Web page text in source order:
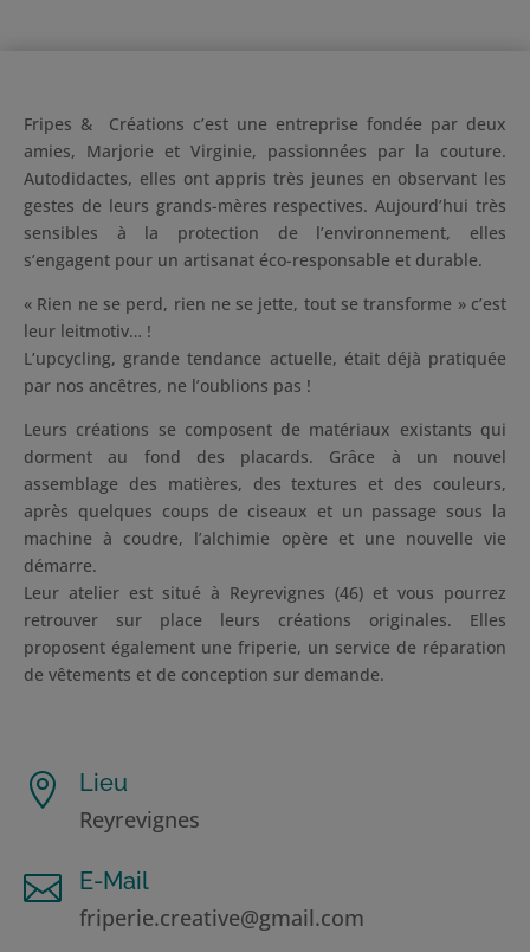
Fripes &
Créations c’est une entreprise fondée par deux
amies, Marjorie et Virginie, passionnées par la couture.
Autodidactes, elles ont appris très jeunes en observant les
gestes de leurs grands-mères respectives. Aujourd’hui très
sensibles à la protection de l’environnement, elles
s’engagent pour un artisanat éco-responsable et durable.
« Rien ne se perd, rien ne se jette, tout se transforme » c’est
leur leitmotiv… !
L’upcycling, grande tendance actuelle, était déjà pratiquée
par nos ancêtres, ne l’oublions pas !
Leurs créations se composent de matériaux existants qui
dorment au fond des placards. Grâce à un nouvel
assemblage des matières, des textures et des couleurs,
après quelques coups de ciseaux et un passage sous la
machine à coudre, l’alchimie opère et une nouvelle vie
démarre.
Leur atelier est situé à Reyrevignes (46) et vous pourrez
retrouver sur place leurs créations originales. Elles
proposent également une friperie, un service de réparation
de vêtements et de conception sur demande.

Lieu
Reyrevignes

E-Mail
friperie.creative@gmail.com